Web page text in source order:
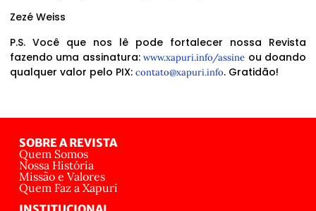
Zezé Weiss
P.S. Você que nos lê pode fortalecer nossa Revista
fazendo uma assinatura:www.xapuri.info/assine ou doando
qualquer valor pelo PIX: contato@xapuri.info. Gratidão!
SOBRE A REVISTA
Quem Somos
Nossa História
Missão e Valores
Quem Faz a Xapuri